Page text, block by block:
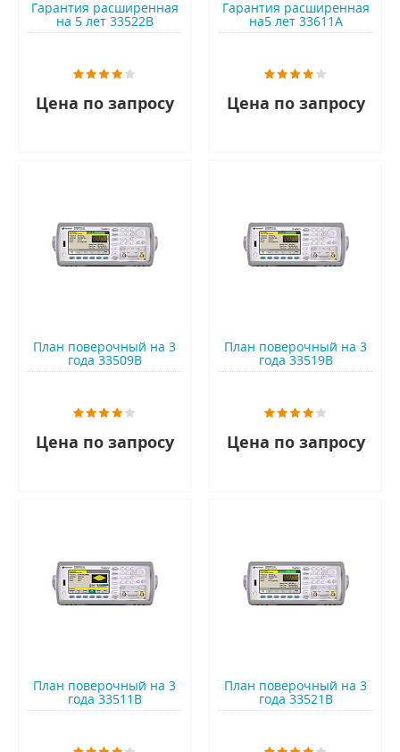
Гарантия расширенная
на 5 лет 33522B
Цена по запросу
Гарантия расширенная
на5 лет 33611A
Цена по запросу
План поверочный на 3
года 33509B
Цена по запросу
План поверочный на 3
года 33519B
Цена по запросу
План поверочный на 3
года 33511B
План поверочный на 3
года 33521B